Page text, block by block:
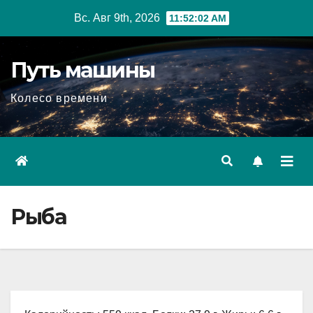
Вс. Авг 9th, 2026 11:52:03 AM
Путь машины
Колесо времени
Рыба